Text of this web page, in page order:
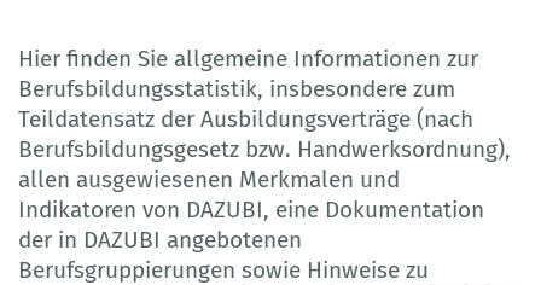
Hier finden Sie allgemeine Informationen zur
Berufsbildungsstatistik, insbesondere zum
Teildatensatz der Ausbildungsverträge (nach
Berufsbildungsgesetz bzw. Handwerksordnung),
allen ausgewiesenen Merkmalen und
Indikatoren von DAZUBI, eine Dokumentation
der in DAZUBI angebotenen
Berufsgruppierungen sowie Hinweise zu